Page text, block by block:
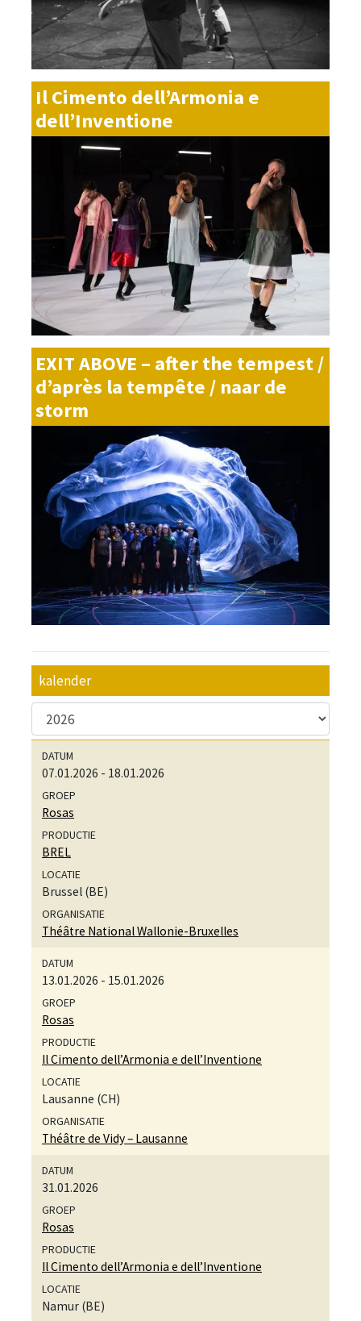
Il Cimento dell’Armonia e
dell’Inventione
EXIT ABOVE – after the tempest /
d’après la tempête / naar de
storm
kalender
07.01.2026 - 18.01.2026
Rosas
BREL
Brussel (BE)
Théâtre National Wallonie-Bruxelles
13.01.2026 - 15.01.2026
Rosas
Il Cimento dell’Armonia e dell’Inventione
Lausanne (CH)
Théâtre de Vidy – Lausanne
31.01.2026
Rosas
Il Cimento dell’Armonia e dell’Inventione
Namur (BE)